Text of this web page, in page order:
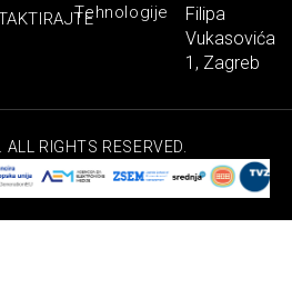
Tehnologije
Filipa
Vukasovića
1, Zagreb
RIGHTS RESERVED.